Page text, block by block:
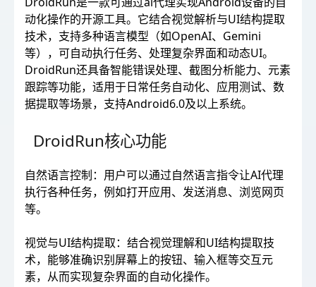
动化操作的开源工具。它结合视觉解析与UI结构提取
技术，支持多种语言模型（如OpenAI、Gemini
等），可自动执行任务、处理复杂界面和动态UI。
DroidRun还具备智能错误处理、截图分析能力、元素
跟踪等功能，适用于日常任务自动化、应用测试、数
据提取等场景，支持Android6.0及以上系统。
DroidRun核心功能
自然语言控制：用户可以通过自然语言指令让AI代理
执行各种任务，例如打开应用、发送消息、浏览网页
等。
视觉与UI结构提取：结合视觉理解和UI结构提取技
术，能够准确识别屏幕上的按钮、输入框等交互元
素，从而实现复杂界面的自动化操作。